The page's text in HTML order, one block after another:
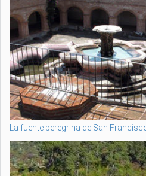
La fuente peregrina de San